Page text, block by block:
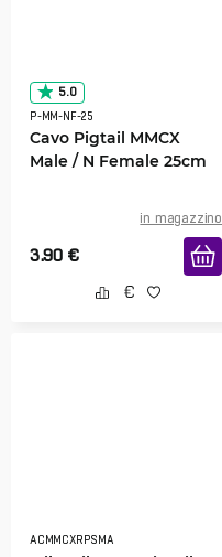
5.0
P-MM-NF-25
Cavo Pigtail MMCX
Male / N Female 25cm
in magazzino
3.90 €
ACMMCXRPSMA